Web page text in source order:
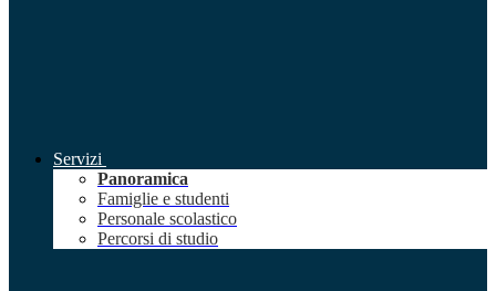
Servizi
Panoramica
Famiglie e studenti
Personale scolastico
Percorsi di studio